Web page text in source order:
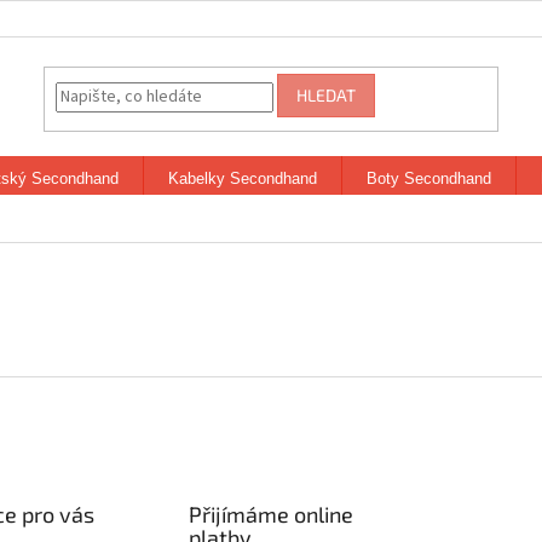
HLEDAT
Secondhand Kabelky Secondhand Boty Secondhand
pro vás
Přijímáme online